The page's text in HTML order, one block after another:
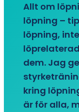
Allt om
löpning –
löpning,
dem. Jag
kring
är för alla,